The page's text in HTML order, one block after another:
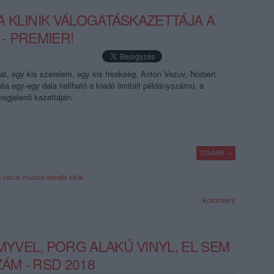
VÁLOGATÁSKAZETTÁJA A
PREMIER!
egy kis szerelem, egy kis freakség. Anton Vezuv, Norbert
egy-egy dala hallható a kiadó limitált példányszámú, a
kazettáján.
TOVÁBB →
vezuv musica moralia klinik
komment
PORG ALAKÚ VINYL, EL SEM
- RSD 2018